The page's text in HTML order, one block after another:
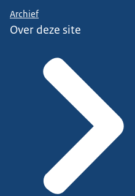
Archief
Over deze site